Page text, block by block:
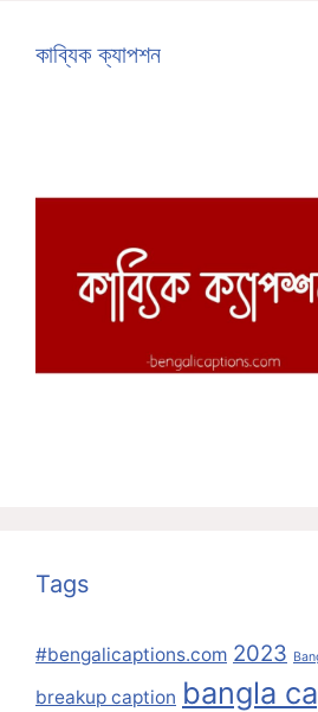
কাব্যিক ক্যাপশন
Tags
#bengalicaptions.com 2023
breakup caption bangla